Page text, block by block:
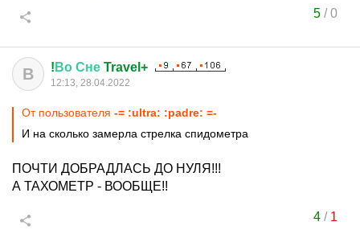
5/0
В ! Во Сне Travel+
12:13, 28.04.2022
От пользователя -= :ultra: :padre: =-
И на сколько замерла стрелка спидометра
ПОЧТИ ДОБРАДЛАСЬ ДО НУЛЯ!!!
А ТАХОМЕТР - ВООБЩЕ!!
4/ 1